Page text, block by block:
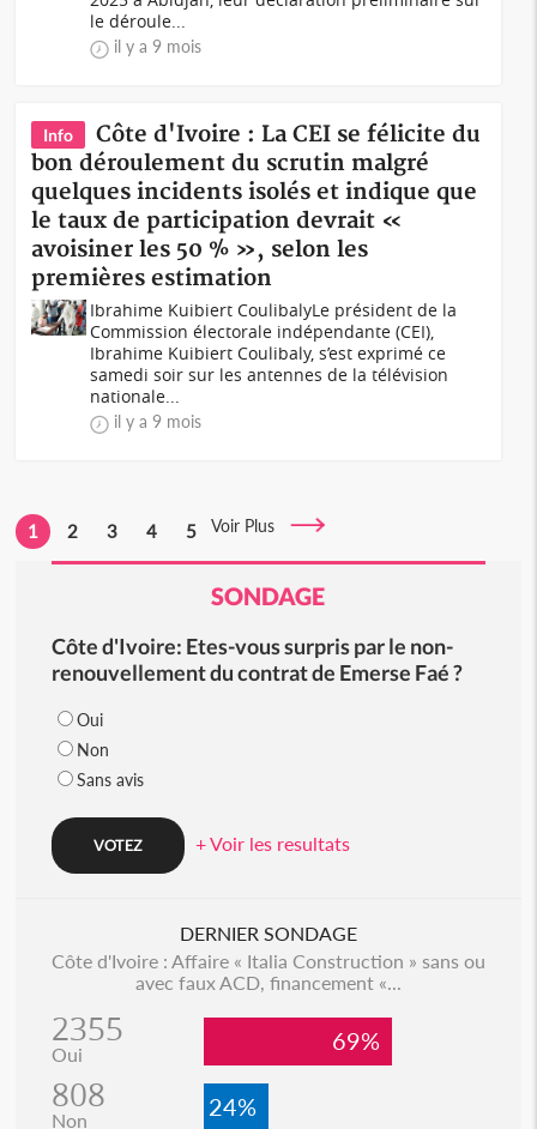
le déroule...
il y a 9 mois
Info
Côte d'Ivoire : La CEI se félicite du
bon déroulement du scrutin malgré
quelques incidents isolés et indique que
le taux de participation devrait «
avoisiner les 50 % », selon les
premières estimation
Ibrahime Kuibiert CoulibalyLe président de la
Commission électorale indépendante (CEI),
Ibrahime Kuibiert Coulibaly, s’est exprimé ce
samedi soir sur les antennes de la télévision
nationale...
il y a 9 mois
1 2 3 4 5 Voir Plus
SONDAGE
Côte d'Ivoire: Etes-vous surpris par le non-
renouvellement du contrat de Emerse Faé ?
Oui
Non
Sans avis
+ Voir les resultats
DERNIER SONDAGE
Côte d'Ivoire : Affaire « Italia Construction » sans ou
avec faux ACD, financement «...
2355
Oui 69%
808
Non 24%